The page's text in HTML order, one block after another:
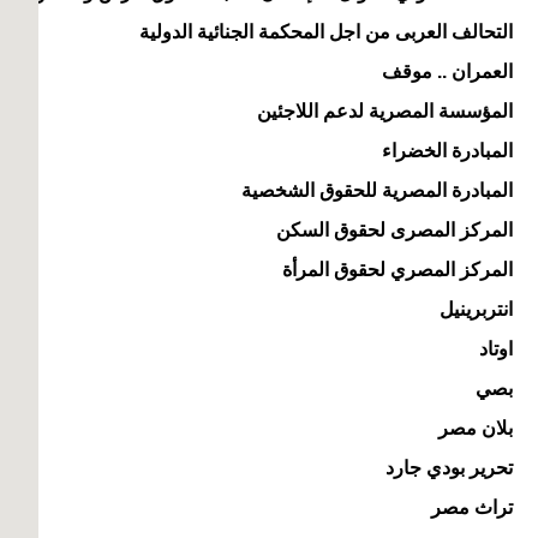
التحالف العربى من اجل المحكمة الجنائية الدولية
العمران .. موقف
المؤسسة المصرية لدعم اللاجئين
المبادرة الخضراء
المبادرة المصرية للحقوق الشخصية
المركز المصرى لحقوق السكن
المركز المصري لحقوق المرأة
انتربرينيل
اوتاد
بصي
بلان مصر
تحرير بودي جارد
تراث مصر